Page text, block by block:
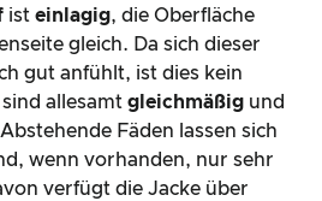
ist einlagig, die Oberfläche
gleich. Da sich dieser
gut anfühlt, ist dies kein
sind allesamt gleichmäßig und
Fäden lassen sich
wenn vorhanden, nur sehr
verfügt die Jacke über